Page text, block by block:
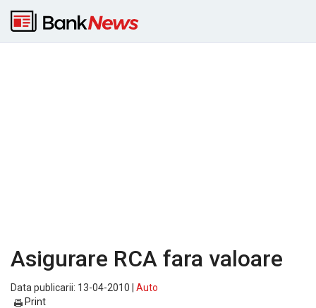
Asigurare RCA fara valoare
Data publicarii: 13-04-2010 | Auto
Print